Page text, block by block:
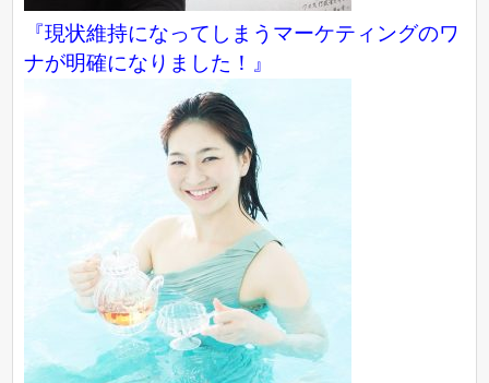
『現状維持になってしまうマーケティングのワ
ナが明確になりました！』